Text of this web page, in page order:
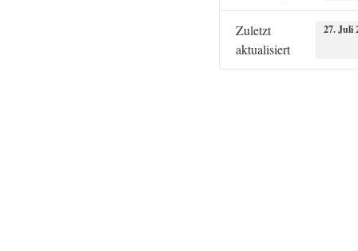
Zuletzt
aktualisiert
27. Juli